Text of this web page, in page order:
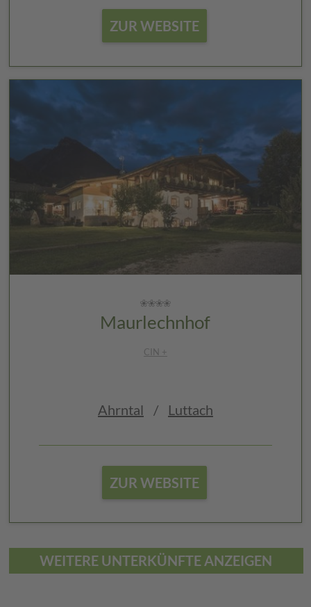
ZUR WEBSITE
Maurlechnhof
CIN +
Ahrntal / Luttach
ZUR WEBSITE
WEITERE UNTERKÜNFTE ANZEIGEN